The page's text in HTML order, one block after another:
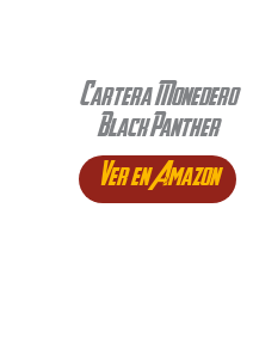
Cartera Monedero
Black Panther
Ver en Amazon